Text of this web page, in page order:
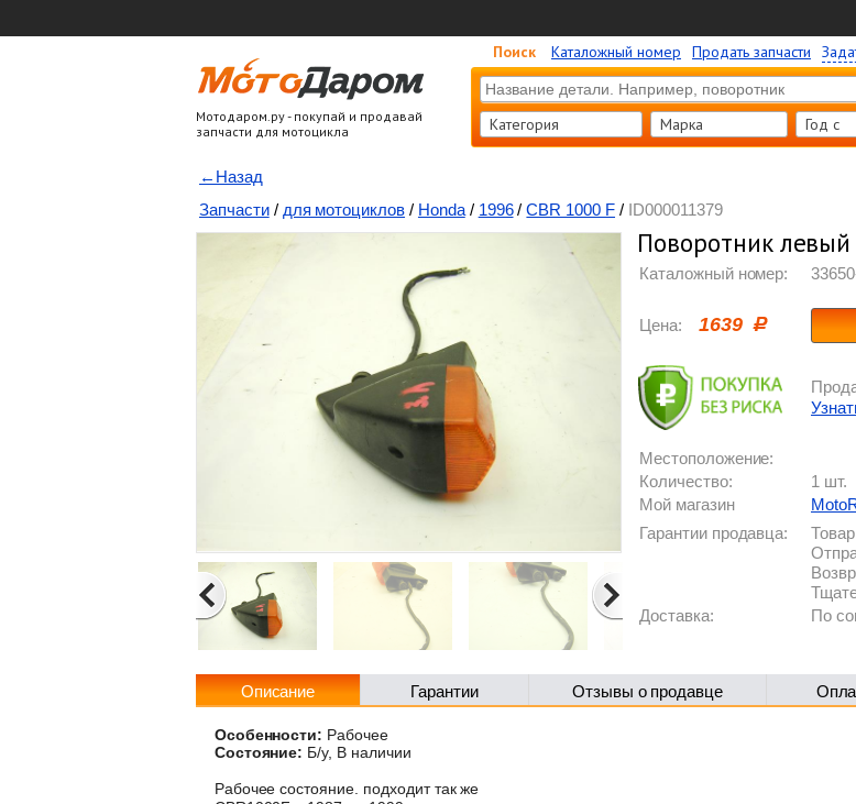
Мотодаром.ру - покупай и продавай
запчасти для мотоцикла
Поиск Каталожный номер Продать запчасти
Категория Марка Год c
←Назад
Запчасти / для мотоциклов / Honda / 1996 / CBR 1000 F / ID000011379
Поворотник
Каталожный номер:
Цена: 1639
Местоположение:
Количество:
1 шт.
Мой магазин
Гарантии продавца:
Доставка:
По
Описание Гарантии Отзывы о продавце
Особенности: Рабочее
Состояние: Б/у, В наличии
Рабочее состояние. подходит так же